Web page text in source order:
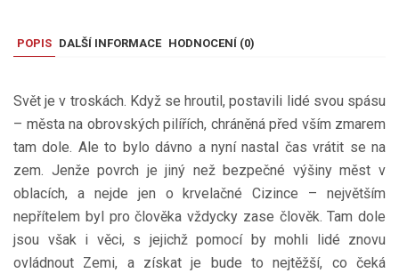
POPIS DALŠÍ INFORMACE HODNOCENÍ (0)
Svět je v troskách. Když se hroutil, postavili lidé svou spásu
– města na obrovských pilířích, chráněná před vším zmarem
tam dole. Ale to bylo dávno a nyní nastal čas vrátit se na
zem. Jenže povrch je jiný než bezpečné výšiny měst v
oblacích, a nejde jen o krvelačné Cizince – největším
nepřítelem byl pro člověka vždycky zase člověk. Tam dole
jsou však i věci, s jejichž pomocí by mohli lidé znovu
ovládnout Zemi, a získat je bude to nejtěžší, co čeká